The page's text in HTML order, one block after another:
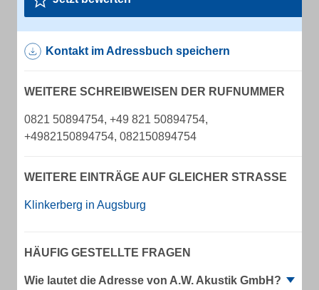
Kontakt im Adressbuch speichern
WEITERE SCHREIBWEISEN DER RUFNUMMER
0821 50894754, +49 821 50894754,
+4982150894754, 082150894754
WEITERE EINTRÄGE AUF GLEICHER STRASSE
Klinkerberg in Augsburg
HÄUFIG GESTELLTE FRAGEN
Wie lautet die Adresse von A.W. Akustik GmbH?